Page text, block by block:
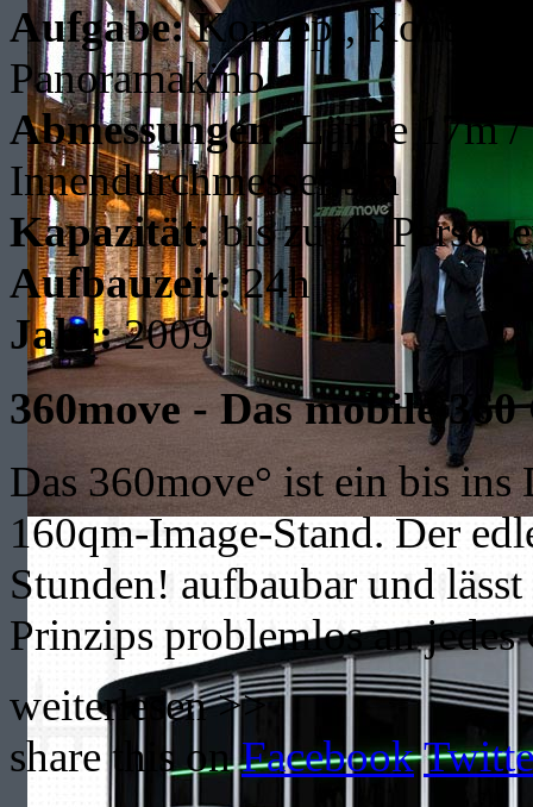
Aufgabe:Konzept,
Panoramakino
Abmessungen:Länge 17m /
Innendurchmesser 9m
Kapazität:bis zu 43
Aufbauzeit:24h
Jahr:2009
360move - Das mobile
Das 360move° ist ein bis
160qm-Image-Stand. Der
Stunden! aufbaubar und
Prinzips problemlos an jedes
weiterlesen >>
share this onFacebook